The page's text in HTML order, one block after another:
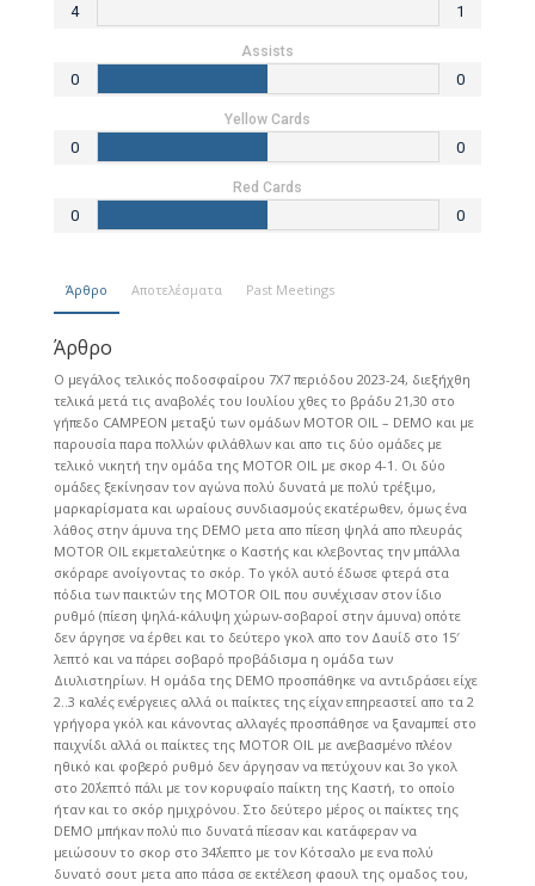
4 1
Assists
0 0
Yellow Cards
0 0
Red Cards
0 0
Άρθρο Αποτελέσματα Past Meetings
Άρθρο
Ο μεγάλος τελικός ποδοσφαίρου 7Χ7 περιόδου 2023-24, διεξήχθη
τελικά μετά τις αναβολές του Ιουλίου χθες το βράδυ 21,30 στο
γήπεδο CAMPEON μεταξύ των ομάδων MOTOR OIL – DEMO και με
παρουσία παρα πολλών φιλάθλων και απο τις δύο ομάδες με
τελικό νικητή την ομάδα της MOTOR OIL με σκορ 4-1. Οι δύο
ομάδες ξεκίνησαν τον αγώνα πολύ δυνατά με πολύ τρέξιμο,
μαρκαρίσματα και ωραίους συνδιασμούς εκατέρωθεν, όμως ένα
λάθος στην άμυνα της DEMO μετα απο πίεση ψηλά απο πλευράς
MOTOR OIL εκμεταλεύτηκε ο Καστής και κλεβοντας την μπάλλα
σκόραρε ανοίγοντας το σκόρ. Το γκόλ αυτό έδωσε φτερά στα
πόδια των παικτών της MOTOR OIL που συνέχισαν στον ίδιο
ρυθμό (πίεση ψηλά-κάλυψη χώρων-σοβαροί στην άμυνα) οπότε
δεν άργησε να έρθει και το δεύτερο γκολ απο τον Δαυίδ στο 15′
λεπτό και να πάρει σοβαρό προβάδισμα η ομάδα των
Διυλιστηρίων. Η ομάδα της DEMO προσπάθηκε να αντιδράσει είχε
2..3 καλές ενέργειες αλλά οι παίκτες της είχαν επηρεαστεί απο τα 2
γρήγορα γκόλ και κάνοντας αλλαγές προσπάθησε να ξαναμπεί στο
παιχνίδι αλλά οι παίκτες της MOTOR OIL με ανεβασμένο πλέον
ηθικό και φοβερό ρυθμό δεν άργησαν να πετύχουν και 3ο γκολ
στο 20΄λεπτό πάλι με τον κορυφαίο παίκτη της Καστή, το οποίο
ήταν και το σκόρ ημιχρόνου. Στο δεύτερο μέρος οι παίκτες της
DEMO μπήκαν πολύ πιο δυνατά πίεσαν και κατάφεραν να
μειώσουν το σκορ στο 34΄λεπτο με τον Κότσαλο με ενα πολύ
δυνατό σουτ μετα απο πάσα σε εκτέλεση φαουλ της ομαδος του,